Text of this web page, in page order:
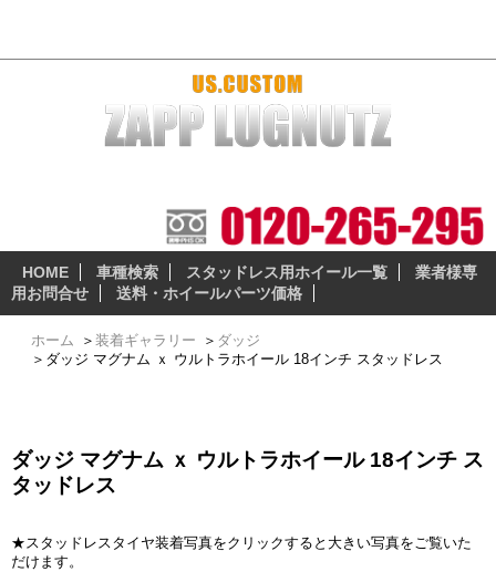
HOME 車種検索 スタッドレス用ホイール一覧
業者様専
用お問合せ
送料・ホイールパーツ価格
ホーム ＞ 装着ギャラリー ＞ ダッジ
＞ ダッジ マグナム ｘ ウルトラホイール 18インチ スタッドレス
ダッジ マグナム ｘ ウルトラホイール 18インチ ス
タッドレス
★スタッドレスタイヤ装着写真をクリックすると大きい写真をご覧いた
だけます。